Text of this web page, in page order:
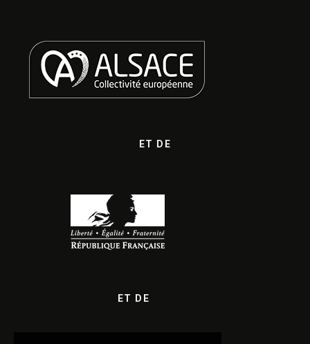
ET DE
ET DE